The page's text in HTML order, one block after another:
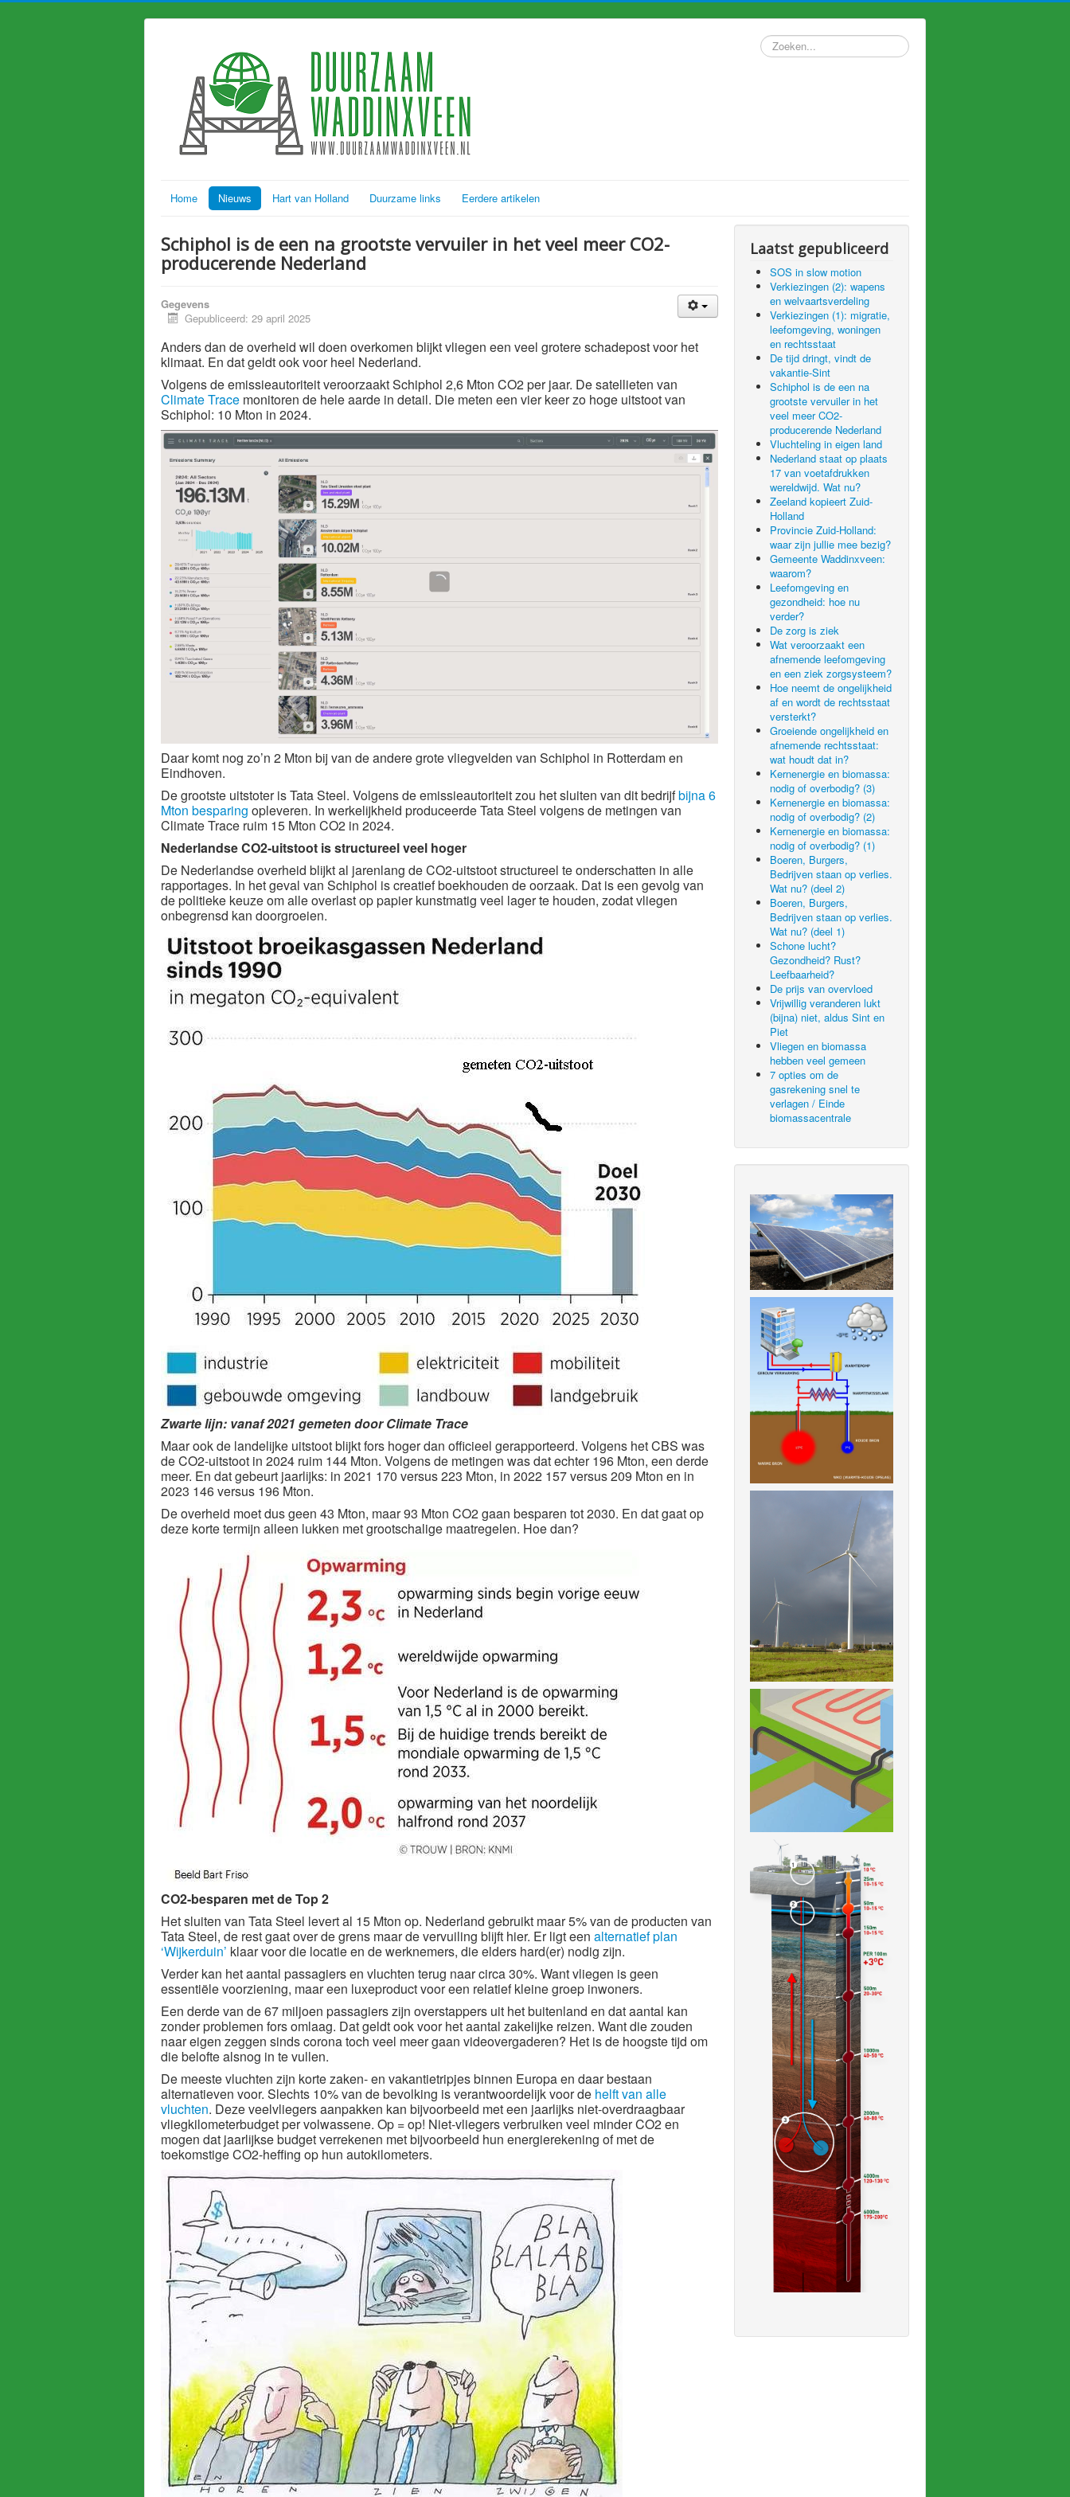
Zoeken...
Home Nieuws Hart van Holland Duurzame links Eerdere artikelen
Schiphol is de een na grootste vervuiler in het veel meer CO2-
producerende Nederland
Gegevens
Gepubliceerd: 29 april 2025
Anders dan de overheid wil doen overkomen blijkt vliegen een veel grotere schadepost voor het
klimaat. En dat geldt ook voor heel Nederland.
Volgens deemissieautoriteitveroorzaakt Schiphol 2,6 Mton CO2 per jaar. De satellieten van
Climate Trace monitoren de hele aarde in detail. Die meten een vier keer zo hoge uitstoot van
Schiphol: 10 Mton in 2024.
Daar komt nog zo’n 2 Mton bij van de andere grote vliegvelden van Schiphol in Rotterdam en
Eindhoven.
De grootste uitstoter is Tata Steel. Volgens deemissieautoriteitzou het sluiten van dit bedrijfbijna 6
Mton besparing opleveren. In werkelijkheid produceerde Tata Steel volgens de metingen van
Climate Trace ruim 15 Mton CO2 in 2024.
Nederlandse CO2-uitstoot is structureel veel hoger
De Nederlandse overheid blijkt al jarenlang de CO2-uitstoot structureel te onderschatten in alle
rapportages. In het geval van Schiphol is creatief boekhouden de oorzaak. Dat is een gevolg van
de politieke keuze om alle overlast op papier kunstmatig veel lager te houden, zodat vliegen
onbegrensd kan doorgroeien.
Zwarte lijn: vanaf 2021 gemeten door Climate Trace
Maar ook de landelijke uitstoot blijkt fors hoger dan officieel gerapporteerd. Volgens het CBS was
de CO2-uitstoot in 2024 ruim 144 Mton. Volgens de metingen was dat echter 196 Mton, een derde
meer. En dat gebeurt jaarlijks: in 2021 170 versus 223 Mton, in 2022 157 versus 209 Mton en in
2023 146 versus 196 Mton.
De overheid moet dus geen 43 Mton, maar 93 Mton CO2 gaan besparen tot 2030. En dat gaat op
deze korte termijn alleen lukken met grootschalige maatregelen. Hoe dan?
CO2-besparen met de Top 2
Het sluiten van Tata Steel levert al 15 Mton op. Nederland gebruikt maar 5% van de producten van
Tata Steel, de rest gaat over de grens maar de vervuiling blijft hier. Er ligt een alternatief plan
‘Wijkerduin’ klaar voor die locatie en de werknemers, die elders hard(er) nodig zijn.
Verder kan het aantal passagiers en vluchten terug naar circa 30%. Want vliegen is geen
essentiële voorziening, maar een luxeproduct voor een relatief kleine groep inwoners.
Een derde van de 67 miljoen passagiers zijn overstappers uit het buitenland en dat aantal kan
zonder problemen fors omlaag. Dat geldt ook voor het aantal zakelijke reizen. Want die zouden
naar eigen zeggen sinds corona toch veel meer gaan videovergaderen? Het is de hoogste tijd om
die belofte alsnog in te vullen.
De meeste vluchten zijn korte zaken- en vakantietripjes binnen Europa en daar bestaan
alternatieven voor. Slechts 10% van de bevolking is verantwoordelijk voor de helft van alle
vluchten. Deze veelvliegers aanpakken kan bijvoorbeeld met een jaarlijks niet-overdraagbaar
vliegkilometerbudget per volwassene. Op = op! Niet-vliegers verbruiken veel minder CO2 en
mogen dat jaarlijkse budget verrekenen met bijvoorbeeld hun energierekening of met de
toekomstige CO2-heffing op hun autokilometers.
Laatst gepubliceerd
SOS in slow motion
Verkiezingen (2): wapens
en welvaartsverdeling
Verkiezingen (1): migratie,
leefomgeving, woningen
en rechtsstaat
De tijd dringt, vindt de
vakantie-Sint
Schiphol is de een na
grootste vervuiler in het
veel meer CO2-
producerende Nederland
Vluchteling in eigen land
Nederland staat op plaats
17 van voetafdrukken
wereldwijd. Wat nu?
Zeeland kopieert Zuid-
Holland
Provincie Zuid-Holland:
waar zijn jullie mee bezig?
Gemeente Waddinxveen:
waarom?
Leefomgeving en
gezondheid: hoe nu
verder?
De zorg is ziek
Wat veroorzaakt een
afnemende leefomgeving
en een ziek zorgsysteem?
Hoe neemt de ongelijkheid
af en wordt de rechtsstaat
versterkt?
Groeiende ongelijkheid en
afnemende rechtsstaat:
wat houdt dat in?
Kernenergie en biomassa:
nodig of overbodig? (3)
Kernenergie en biomassa:
nodig of overbodig? (2)
Kernenergie en biomassa:
nodig of overbodig? (1)
Boeren, Burgers,
Bedrijven staan op verlies.
Wat nu? (deel 2)
Boeren, Burgers,
Bedrijven staan op verlies.
Wat nu? (deel 1)
Schone lucht?
Gezondheid? Rust?
Leefbaarheid?
De prijs van overvloed
Vrijwillig veranderen lukt
(bijna) niet, aldus Sint en
Piet
Vliegen en biomassa
hebben veel gemeen
7 opties om de
gasrekening snel te
verlagen / Einde
biomassacentrale